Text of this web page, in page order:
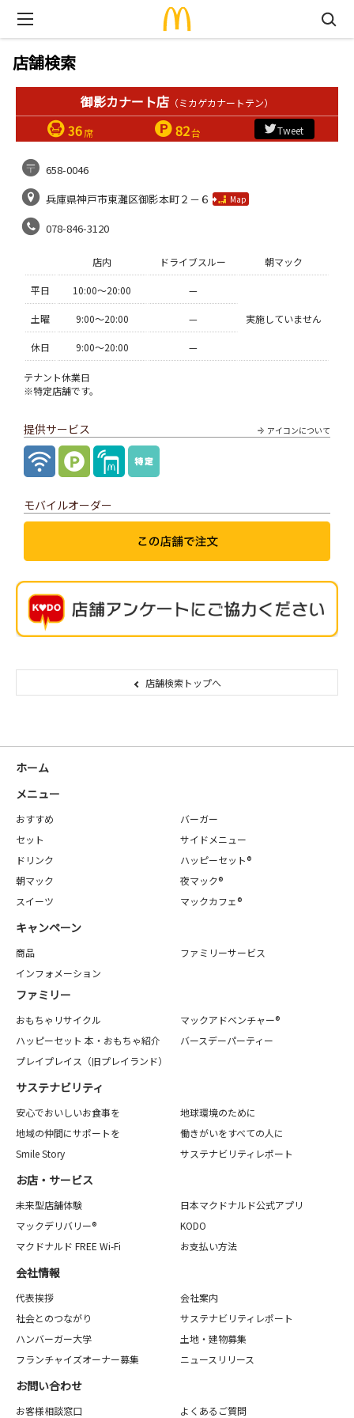
店舗検索
御影カナート店 （ミカゲカナートテン）
36席 82台 Tweet
658-0046
兵庫県神戸市東灘区御影本町２－６
Map
078-846-3120
店内 ドライブスルー 朝マック
平日 10:00〜20:00 —
実施していません
土曜 9:00〜20:00 —
休日 9:00〜20:00 —
テナント休業日
※特定店舗です。
アイコンについて
提供サービス
モバイルオーダー
店舗検索トップへ
ホーム
メニュー
おすすめ
バーガー
セット
サイドメニュー
ドリンク
ハッピーセット®
朝マック
夜マック®
スイーツ
マックカフェ®
キャンペーン
商品
ファミリーサービス
インフォメーション
ファミリー
おもちゃリサイクル
マックアドベンチャー®
ハッピーセット 本・おもちゃ紹介
バースデーパーティー
プレイプレイス（旧プレイランド）
サステナビリティ
安心でおいしいお食事を
地球環境のために
地域の仲間にサポートを
働きがいをすべての人に
Smile Story
サステナビリティレポート
お店・サービス
未来型店舗体験
日本マクドナルド公式アプリ
マックデリバリー®
KODO
マクドナルド FREE Wi-Fi
お支払い方法
会社情報
代表挨拶
会社案内
社会とのつながり
サステナビリティレポート
ハンバーガー大学
土地・建物募集
フランチャイズオーナー募集
ニュースリリース
お問い合わせ
お客様相談窓口 よくあるご質問